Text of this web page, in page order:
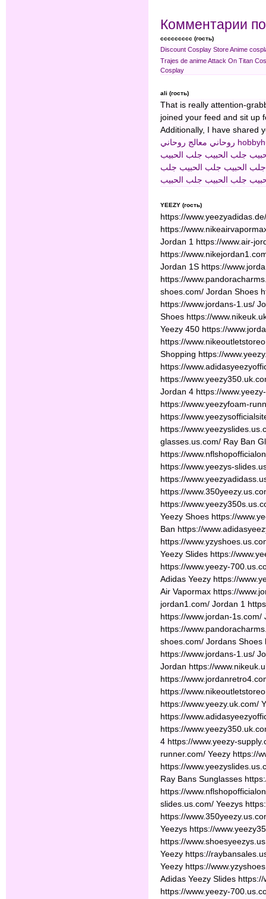
Комментарии
ccccccccc (гость)
Discount Cosplay StoreAnime
Trajes de animeAttack On Titan
Cosplay
ali (гость)
That is really attention-
joined your feed and sit up
Additionally, I have shared
روحاني معالج روحاني
جلب الحبيب جلب الحبيب
جلب الحبيب جلب الحبيب جلب
جلب الحبيب جلب الحبيب
YEEZY (гость)
https://
https://
Jordan 1 https://www.air-
https://
Jordan 1S https://
https://
shoes.com/ Jordan Shoes
https://www.jordans-1.us/
Shoes https://
Yeezy 450 https://
https://
Shopping https://
https://
https://
Jordan 4 https://
https://www.yeezyfoam-
https://
https://
glasses.us.com/ Ray Ban
https://
https://www.yeezys-
https://
https://
https://
Yeezy Shoes https://
Ban https://
https://
Yeezy Slides https://
https://www.yeezy-
Adidas Yeezy https://
Air Vapormax https://
jordan1.com/ Jordan 1
https://www.jordan-
https://
shoes.com/ Jordans Shoes
https://www.jordans-1.us/
Jordan https://
https://
https://
https://www.yeezy.uk.com/
https://
https://
4 https://www.yeezy-
runner.com/ Yeezy https://
https://
Ray Bans Sunglasses
https://
slides.us.com/ Yeezys
https://
Yeezys https://
https://
Yeezy https://
Yeezy https://
Adidas Yeezy Slides
https://www.yeezy-